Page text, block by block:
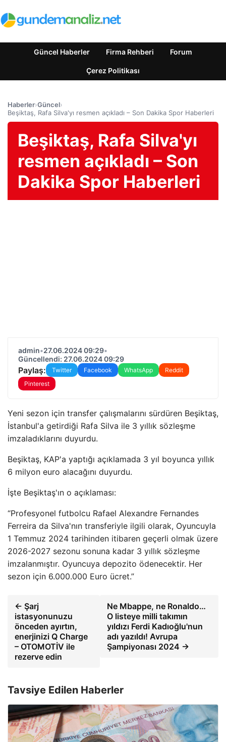
Güncel Haberler Firma Rehberi Forum
Çerez Politikası
Haberler›Güncel›
Beşiktaş, Rafa Silva'yı resmen açıkladı – Son Dakika Spor Haberleri
Beşiktaş, Rafa Silva'yı
resmen açıkladı – Son
Dakika Spor Haberleri
admin•27.06.2024 09:29•
Güncellendi: 27.06.2024 09:29
Paylaş: Twitter Facebook WhatsApp
Reddit
Pinterest
Yeni sezon için transfer çalışmalarını sürdüren Beşiktaş,
İstanbul'a getirdiği Rafa Silva ile 3 yıllık sözleşme
imzaladıklarını duyurdu.
Beşiktaş, KAP'a yaptığı açıklamada 3 yıl boyunca yıllık
6 milyon euro alacağını duyurdu.
İşte Beşiktaş'ın o açıklaması:
“Profesyonel futbolcu Rafael Alexandre Fernandes
Ferreira da Silva'nın transferiyle ilgili olarak, Oyuncuyla
1 Temmuz 2024 tarihinden itibaren geçerli olmak üzere
2026-2027 sezonu sonuna kadar 3 yıllık sözleşme
imzalanmıştır. Oyuncuya depozito ödenecektir. Her
sezon için 6.000.000 Euro ücret.”
← Şarj
istasyonunuzu
önceden ayırtın,
enerjinizi Q Charge
– OTOMOTİV ile
rezerve edin
Ne Mbappe, ne Ronaldo…
O listeye milli takımın
yıldızı Ferdi Kadıoğlu'nun
adı yazıldı! Avrupa
Şampiyonası 2024 →
Tavsiye Edilen Haberler